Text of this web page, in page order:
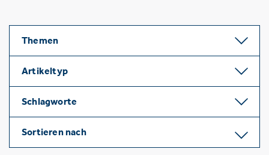
Themen
Artikeltyp
Schlagworte
Sortieren nach